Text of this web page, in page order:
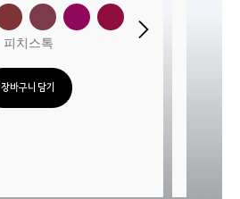
피치스톡
장바구니 담기